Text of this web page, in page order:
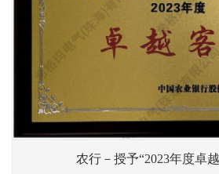
农行－授予“2023年度卓